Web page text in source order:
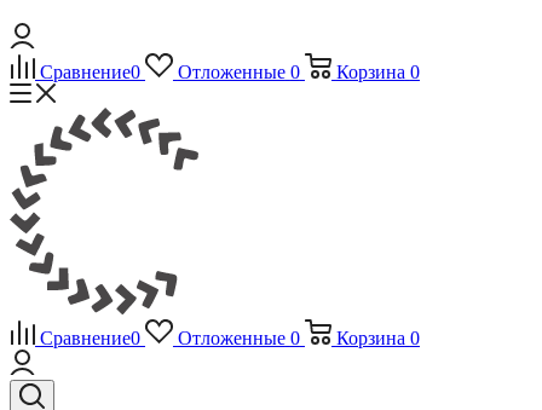
Сравнение0 Отложенные 0 Корзина 0
Сравнение0 Отложенные 0 Корзина 0